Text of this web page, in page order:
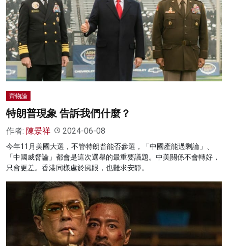
齊物論
特朗普現象 告訴我們什麼？
作者: 陳景祥 2024-06-08
今年11月美國大選，不管特朗普能否參選，「中國產能過剩論」、
「中國威脅論」都會是這次選舉的最重要議題。中美關係不會轉好，
只會更差。香港同樣處於風眼，也難求安靜。